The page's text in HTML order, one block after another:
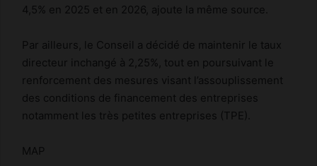
4,5% en 2025 et en 2026, ajoute la même source.
Par ailleurs, le Conseil a décidé de maintenir le taux
directeur inchangé à 2,25%, tout en poursuivant le
renforcement des mesures visant l’assouplissement
des conditions de financement des entreprises
notamment les très petites entreprises (TPE).
MAP